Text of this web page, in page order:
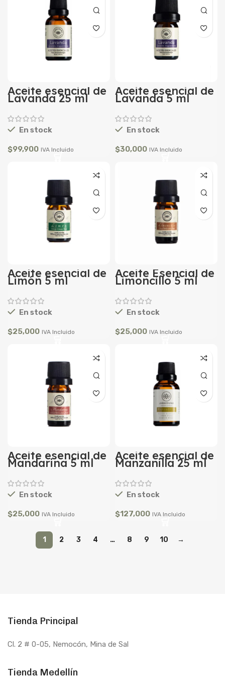
Aceite esencial de
Lavanda 25 ml
En stock
$99,900 IVA Incluido
Aceite esencial de
Lavanda 5 ml
En stock
$30,000 IVA Incluido
Aceite esencial de
Limón 5 ml
En stock
$25,000 IVA Incluido
Aceite Esencial de
Limoncillo 5 ml
En stock
$25,000 IVA Incluido
Aceite esencial de
Mandarina 5 ml
En stock
$25,000 IVA Incluido
Aceite esencial de
Manzanilla 25 ml
En stock
$127,000 IVA Incluido
1 2 3 4 … 8 9 10 →
Tienda Principal
Cl. 2 # 0-05, Nemocón, Mina de Sal
Tienda Medellín